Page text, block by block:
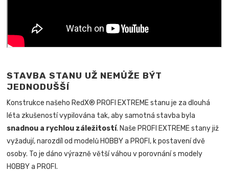
STAVBA STANU UŽ NEMŮŽE BÝT
JEDNODUŠŠÍ
Konstrukce našeho RedX® PROFI EXTREME stanu je za dlouhá
léta zkušeností vypilována tak, aby samotná stavba byla
snadnou a rychlou záležitostí. Naše PROFI EXTREME stany již
vyžadují, narozdíl od modelů HOBBY a PROFI, k postavení dvě
osoby. To je dáno výrazně větší váhou v porovnání s modely
HOBBY a PROFI.